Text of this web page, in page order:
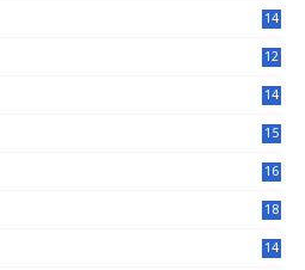
14
12
14
15
16
18
14